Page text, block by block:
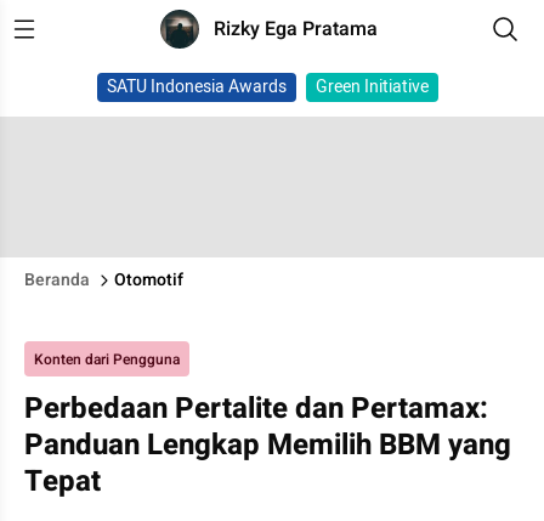
Rizky Ega Pratama
SATU Indonesia Awards Green Initiative
Beranda Otomotif
Konten dari Pengguna
Perbedaan Pertalite dan Pertamax:
Panduan Lengkap Memilih BBM yang
Tepat